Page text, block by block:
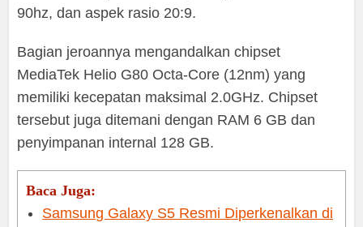
90hz, dan aspek rasio 20:9.
Bagian jeroannya mengandalkan chipset
MediaTek Helio G80 Octa-Core (12nm) yang
memiliki kecepatan maksimal 2.0GHz. Chipset
tersebut juga ditemani dengan RAM 6 GB dan
penyimpanan internal 128 GB.
Baca Juga:
Samsung Galaxy S5 Resmi Diperkenalkan di